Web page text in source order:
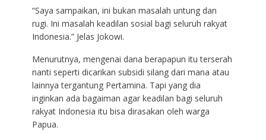
“Saya sampaikan, ini bukan masalah untung dan
rugi. Ini masalah keadilan sosial bagi seluruh rakyat
Indonesia.” Jelas Jokowi.
Menurutnya, mengenai dana berapapun itu terserah
nanti seperti dicarikan subsidi silang dari mana atau
lainnya tergantung Pertamina. Tapi yang dia
inginkan ada bagaiman agar keadilan bagi seluruh
rakyat Indonesia itu bisa dirasakan oleh warga
Papua.